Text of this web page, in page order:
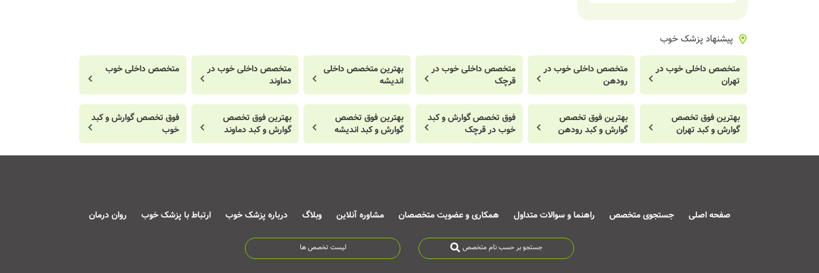
پیشنهاد پزشک خوب
متخصص داخلی خوب در
تهران
متخصص داخلی خوب در
رودهن
متخصص داخلی خوب در
قرچک
بهترین متخصص داخلی
اندیشه
متخصص داخلی خوب در
دماوند
متخصص داخلی خوب
بهترین فوق تخصص
گوارش و کبد تهران
بهترین فوق تخصص
گوارش و کبد رودهن
فوق تخصص گوارش و کبد
خوب در قرچک
بهترین فوق تخصص
گوارش و کبد اندیشه
بهترین فوق تخصص
گوارش و کبد دماوند
فوق تخصص گوارش و کبد
خوب
صفحه اصلی جستجوی متخصص راهنما و سوالات متداول همکاری و عضویت متخصصان مشاوره آنلاین وبلاگ درباره پزشک خوب ارتباط با پزشک خوب روان درمان
جستجو بر حسب نام متخصص لیست تخصص ها